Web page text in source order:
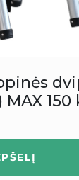
150